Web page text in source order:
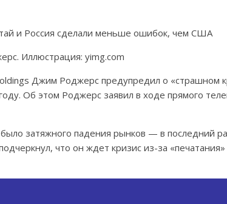
Иллюстрация: yimg.com
Джим Роджерс предупредил о «страшном
Об этом Роджерс заявил в ходе прямого
затяжного падения рынков — в последний
что он ждет кризис из-за «печатания»